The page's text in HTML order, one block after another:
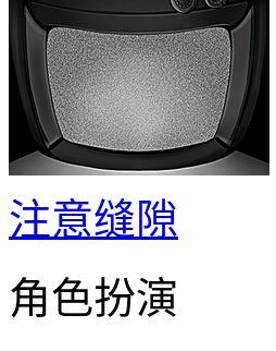
注意缝隙
角色扮演